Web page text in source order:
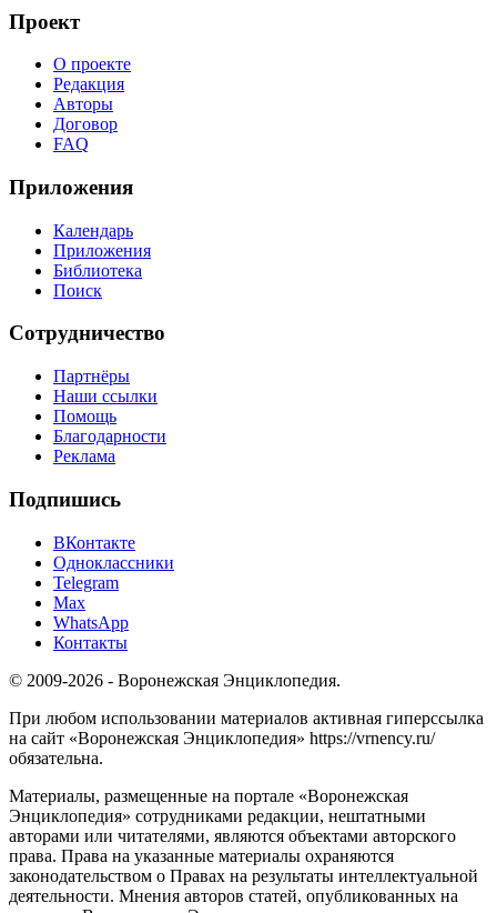
Проект
О проекте
Редакция
Авторы
Договор
FAQ
Приложения
Календарь
Приложения
Библиотека
Поиск
Сотрудничество
Партнёры
Наши ссылки
Помощь
Благодарности
Реклама
Подпишись
ВКонтакте
Одноклассники
Telegram
Max
WhatsApp
Контакты
© 2009-2026 - Воронежская Энциклопедия.
При любом использовании материалов активная гиперссылка
на сайт «Воронежская Энциклопедия» https://vrnency.ru/
обязательна.
Материалы, размещенные на портале «Воронежская
Энциклопедия» сотрудниками редакции, нештатными
авторами или читателями, являются объектами авторского
права. Права на указанные материалы охраняются
законодательством о Правах на результаты интеллектуальной
деятельности. Мнения авторов статей, опубликованных на